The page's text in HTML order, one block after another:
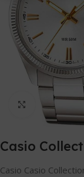
Clicca per
Casio
Casio Casio